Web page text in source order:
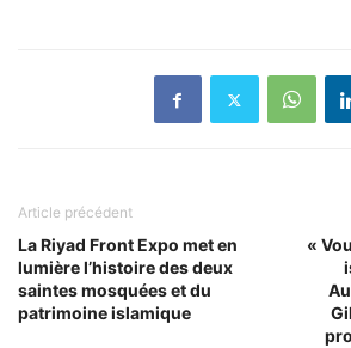
Article précédent
La Riyad Front Expo met en
lumière l’histoire des deux
saintes mosquées et du
patrimoine islamique
«